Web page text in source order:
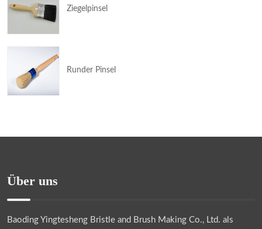
Ziegelpinsel
Runder Pinsel
Über uns
Baoding Yingtesheng Bristle and Brush Making Co., Ltd. als